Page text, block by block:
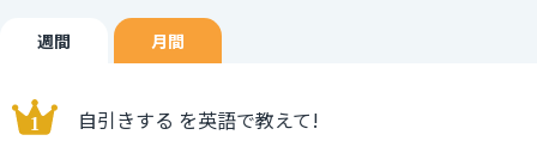
週間 月間
自引きする を英語で教えて!